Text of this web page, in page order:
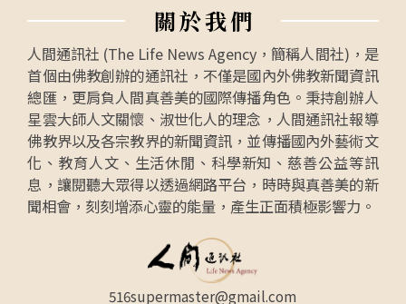
關於我們
人間通訊社 (The Life News Agency，簡稱人間社)，是
首個由佛教創辦的通訊社，不僅是國內外佛教新聞資訊
總匯，更肩負人間真善美的國際傳播角色。秉持創辦人
星雲大師人文關懷、淑世化人的理念，人間通訊社報導
佛教界以及各宗教界的新聞資訊，並傳播國內外藝術文
化、教育人文、生活休閒、科學新知、慈善公益等訊
息，讓閱聽大眾得以透過網路平台，時時與真善美的新
聞相會，刻刻增添心靈的能量，產生正面積極影響力。
516supermaster@gmail.com